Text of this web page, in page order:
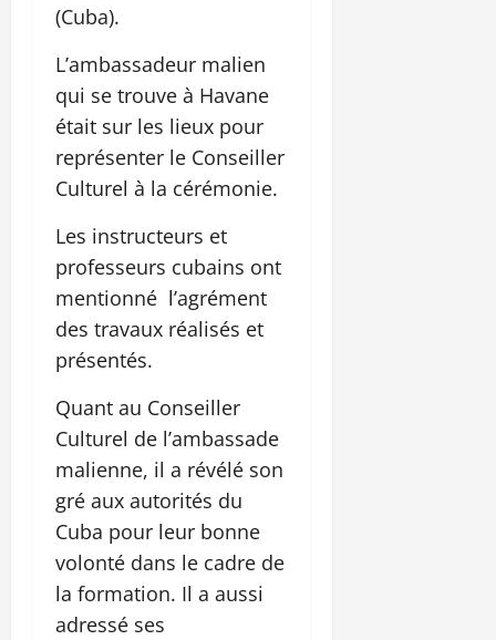
(Cuba).
L’ambassadeur malien
qui se trouve à Havane
était sur les lieux pour
représenter le Conseiller
Culturel à la cérémonie.
Les instructeurs et
professeurs cubains ont
mentionné l’agrément
des travaux réalisés et
présentés.
Quant au Conseiller
Culturel de l’ambassade
malienne, il a révélé son
gré aux autorités du
Cuba pour leur bonne
volonté dans le cadre de
la formation. Il a aussi
adressé ses